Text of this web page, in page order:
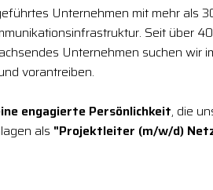
Unternehmen mit mehr als
Seit über
Unternehmen suchen wir
vorantreiben.
engagierte Persönlichkeit, die
als "Projektleiter (m/w/d)